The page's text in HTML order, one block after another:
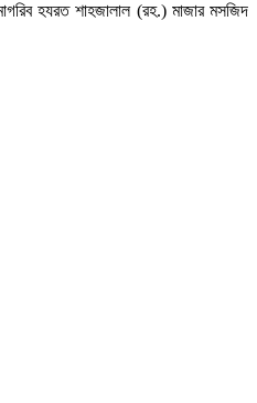
হযরত শাহজালাল (রহ.) মাজার মসজিদ